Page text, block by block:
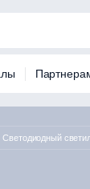
Светодиодный